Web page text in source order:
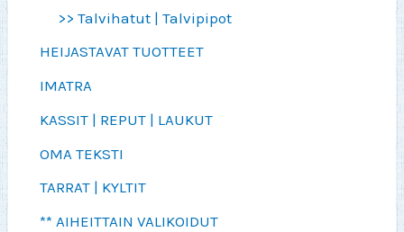
>> Talvihatut | Talvipipot
HEIJASTAVAT TUOTTEET
IMATRA
KASSIT | REPUT | LAUKUT
OMA TEKSTI
TARRAT | KYLTIT
** AIHEITTAIN VALIKOIDUT